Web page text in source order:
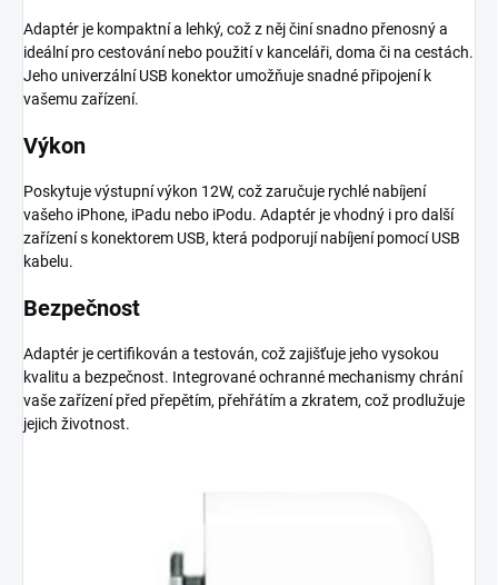
Adaptér je kompaktní a lehký, což z něj činí snadno přenosný a
ideální pro cestování nebo použití v kanceláři, doma či na cestách.
Jeho univerzální USB konektor umožňuje snadné připojení k
vašemu zařízení.
Výkon
Poskytuje výstupní výkon 12W, což zaručuje rychlé nabíjení
vašeho iPhone, iPadu nebo iPodu. Adaptér je vhodný i pro další
zařízení s konektorem USB, která podporují nabíjení pomocí USB
kabelu.
Bezpečnost
Adaptér je certifikován a testován, což zajišťuje jeho vysokou
kvalitu a bezpečnost. Integrované ochranné mechanismy chrání
vaše zařízení před přepětím, přehřátím a zkratem, což prodlužuje
jejich životnost.